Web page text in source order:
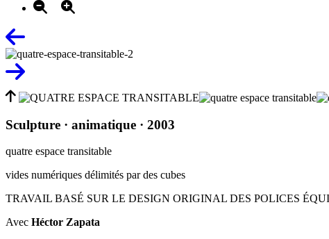
Sculpture · animatique · 2003
quatre espace transitable
vides numériques délimités par des cubes
TRAVAIL BASÉ SUR LE DESIGN ORIGINAL DES POLICES
Avec Héctor Zapata